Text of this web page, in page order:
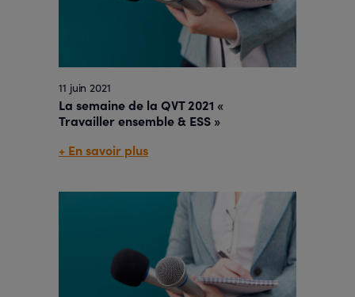
11 juin 2021
La semaine de la QVT 2021 «
Travailler ensemble & ESS »
+ En savoir plus